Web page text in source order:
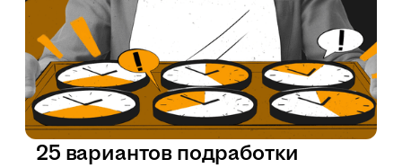
25 вариантов подработки